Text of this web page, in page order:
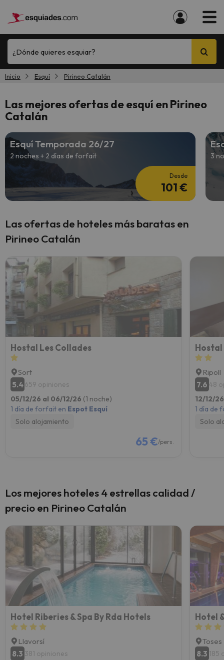
¿Dónde quieres esquiar?
Inicio Esquí Pirineo Catalán
Las mejores ofertas de esquí en Pirineo
Catalán
Esquí Temporada 26/27
2 noches + 2 días de forfait
Desde
101 €
3
Las ofertas de hoteles más baratas en
Pirineo Catalán
Hostal Les Collades
Sort
5.4659 opiniones
05/12/26 al 06/12/26 (1 noche)
1 día de forfait en Espot Esquí
Solo alojamiento
65 €/pers.
Hostal
Ripoll
7.6 48
12/12/
1 día de
Solo
Los mejores hoteles 4 estrellas calidad /
precio en Pirineo Catalán
Hotel Riberies & Spa By Rda Hotels
Llavorsí
8.3 381 opiniones
Hotel
Toses
8.3 185